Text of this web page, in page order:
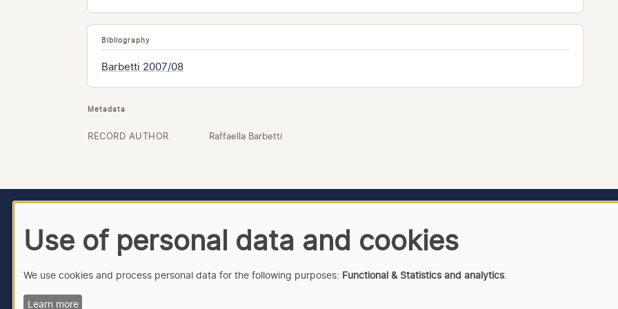
Bibliography
Barbetti 2007/08
Metadata
RECORD AUTHOR Raffaella Barbetti
Use of personal data and cookies
We use cookies and process personal data for the following purposes: Functional & Statistics and analytics.
Learn more